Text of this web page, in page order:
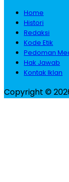
Home
Histori
Redaksi
Kode Etik
Pedoman
Hak Jawab
Kontak Iklan
Copyright ©